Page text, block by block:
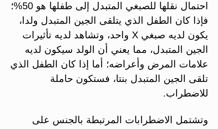
احتمال نقلها للصبغي المتبدل إلى طفلها هو 50%؛
فإذا كان الطفل الذي يتلقى الجين المتبدل ولدا،
يكون لديه صبغي X واحد، وتشاهد لديه تأثيرات
الجين المتبدل، مما يعني أن الولد سيكون لديه
علامات المرض وأعراضه؛ أما إذا كان الطفل الذي
تلقى الجين المتبدل بنتا، فستكون حاملة
للاضطراب.
وتشتمل الاضطرابات المرتبطة بالجنس على